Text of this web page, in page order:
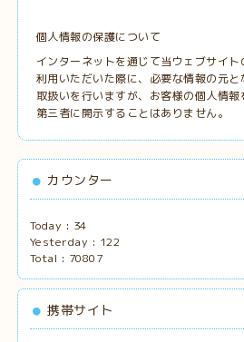
個人情報の保護について
インターネットを通じて当ウェブサイ
利用いただいた際に、必要な情報の元
取扱いを行いますが、お客様の個人情
第三者に開示することはありません。
カウンター
Today : 34
Yesterday : 122
Total : 70807
携帯サイト